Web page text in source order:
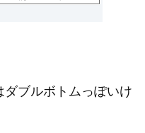
ブルボトムっぽいけ